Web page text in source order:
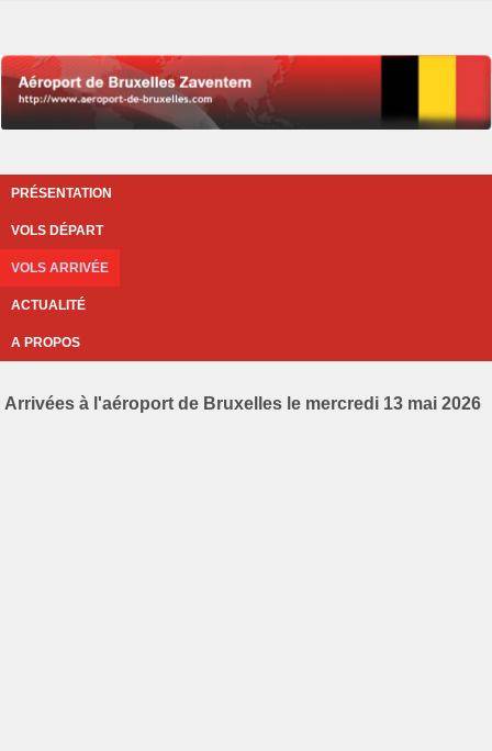
PRÉSENTATION
VOLS DÉPART
VOLS ARRIVÉE
ACTUALITÉ
A PROPOS
Arrivées à l'aéroport de Bruxelles le mercredi 13 mai 2026